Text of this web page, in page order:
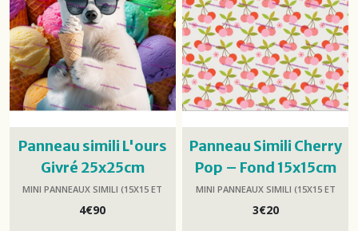
Panneau simili L'ours
Givré 25x25cm
MINI PANNEAUX SIMILI (15X15 ET
4€90
Panneau Simili Cherry
Pop – Fond 15x15cm
MINI PANNEAUX SIMILI (15X15 ET
3€20